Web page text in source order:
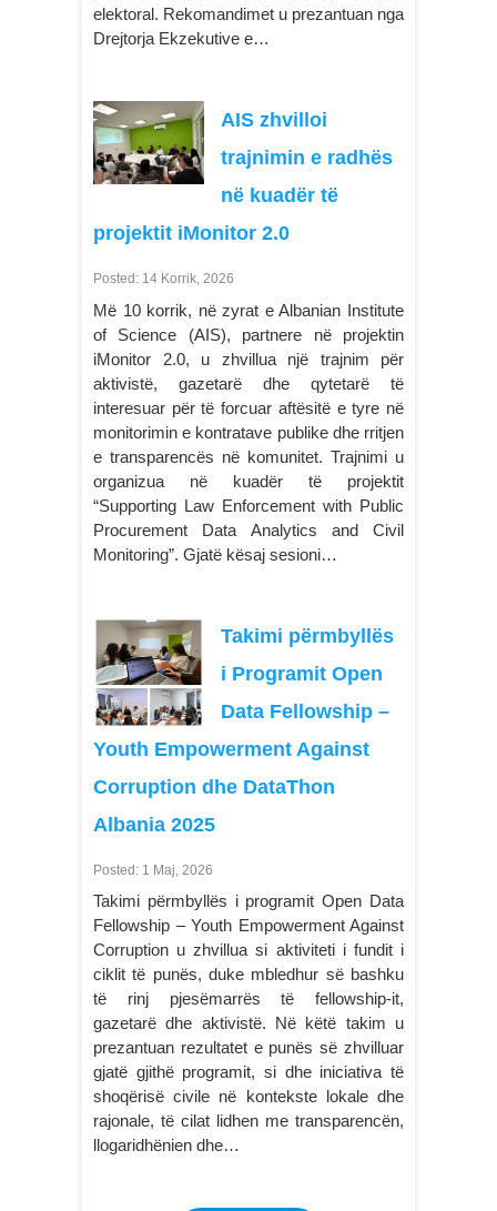
elektoral. Rekomandimet u prezantuan nga
Drejtorja Ekzekutive e…
AIS zhvilloi
trajnimin e radhës
në kuadër të
projektit iMonitor 2.0
Posted: 14 Korrik, 2026
Më 10 korrik, në zyrat e Albanian Institute
of Science (AIS), partnere në projektin
iMonitor 2.0, u zhvillua një trajnim për
aktivistë, gazetarë dhe qytetarë të
interesuar për të forcuar aftësitë e tyre në
monitorimin e kontratave publike dhe rritjen
e transparencës në komunitet. Trajnimi u
organizua në kuadër të projektit
“Supporting Law Enforcement with Public
Procurement Data Analytics and Civil
Monitoring”. Gjatë kësaj sesioni…
Takimi përmbyllës
i Programit Open
Data Fellowship –
Youth Empowerment Against
Corruption dhe DataThon
Albania 2025
Posted: 1 Maj, 2026
Takimi përmbyllës i programit Open Data
Fellowship – Youth Empowerment Against
Corruption u zhvillua si aktiviteti i fundit i
ciklit të punës, duke mbledhur së bashku
të rinj pjesëmarrës të fellowship-it,
gazetarë dhe aktivistë. Në këtë takim u
prezantuan rezultatet e punës së zhvilluar
gjatë gjithë programit, si dhe iniciativa të
shoqërisë civile në kontekste lokale dhe
rajonale, të cilat lidhen me transparencën,
llogaridhënien dhe…